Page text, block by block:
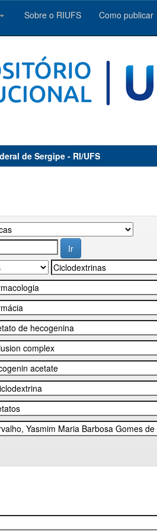
Sobre o RIUFS Como publicar
de Sergipe - RI/UFS